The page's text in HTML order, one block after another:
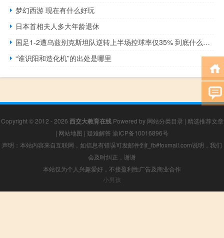
梦幻西游 现在有什么好玩
日本首相夫人多大年龄退休
国足1-2遭乌兹别克斯坦队逆转上半场控球率仅35% 到底什么情况呢
“谁识阳和造化机”的出处是哪里
Copyright © 2012 - 2026 西交大教育在线Powered by 网站分类目录 | 精选推荐文章
| 网站地图 | 疑难解答 渝ICP备10016896号
声明：本站内容来自互联网，如信息有错误可发邮件到f_fb#foxmail.com说明，我们
会及时纠正，谢谢
本站仅为个人兴趣爱好，不接盈利性广告及商业合作
小男孩